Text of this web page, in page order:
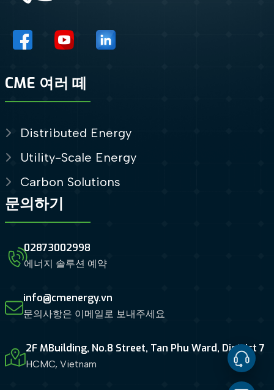
CME 여러 떼
Distributed Energy
Utility-Scale Energy
Carbon Solutions
문의하기
02873002998
에너지 솔루션 예약
info@cmenergy.vn
문의사항은 이메일로 보내주세요
2F MBuilding, No.8 Street, Tan Phu Ward, District 7
HCMC, Vietnam
Contact